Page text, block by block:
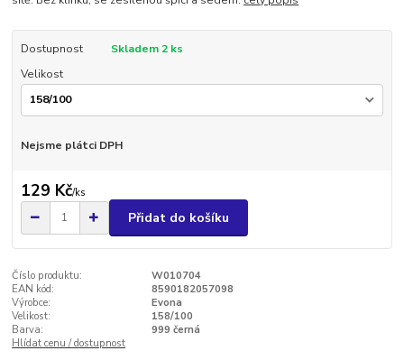
Dostupnost
Skladem 2 ks
Velikost
Nejsme plátci DPH
129 Kč/ks
Přidat do košíku
Číslo produktu:
W010704
EAN kód:
8590182057098
Výrobce:
Evona
Velikost:
158/100
Barva:
999 černá
Hlídat cenu / dostupnost